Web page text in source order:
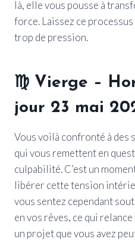
là, elle vous pousse à
force. Laissez ce
trop de pression.
♍ Vierge –
jour 23 mai
Vous voilà confronté à des
qui vous remettent en
culpabilité. C’est un
libérer cette tension
vous sentez cependant
en vos rêves, ce qui
un projet que vous avez